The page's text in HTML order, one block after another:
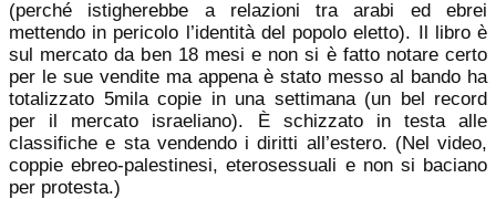
(perché istigherebbe a relazioni tra arabi ed ebrei
mettendo in pericolo l’identità del popolo eletto). Il libro è
sul mercato da ben 18 mesi e non si è fatto notare certo
per le sue vendite ma appena è stato messo al bando ha
totalizzato 5mila copie in una settimana (un bel record
per il mercato israeliano). È schizzato in testa alle
classifiche e sta vendendo i diritti all’estero. (Nel video,
coppie ebreo-palestinesi, eterosessuali e non si baciano
per protesta.)